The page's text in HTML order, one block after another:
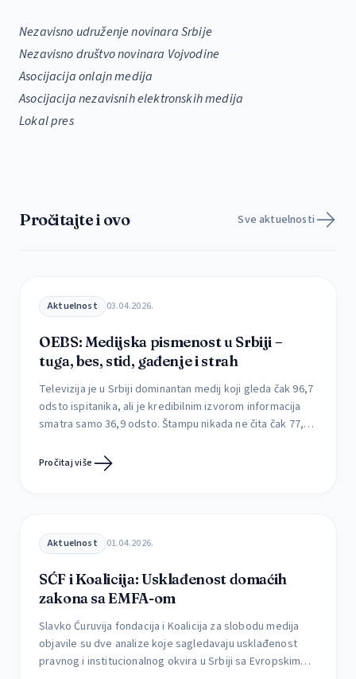
Nezavisno udruženje novinara Srbije
Nezavisno društvo novinara Vojvodine
Asocijacija onlajn medija
Asocijacija nezavisnih elektronskih medija
Lokal pres
Pročitajte i ovo Sve aktuelnosti
Aktuelnost 03.04.2026.
OEBS: Medijska pismenost u Srbiji –
tuga, bes, stid, gađenje i strah
Televizija je u Srbiji dominantan medij koji gleda čak 96,7
odsto ispitanika, ali je kredibilnim izvorom informacija
smatra samo 36,9 odsto. Štampu nikada ne čita čak 77,4
odsto. Kojim medijima građani veruju, kako utiču na njih i
Pročitaj više
Aktuelnost 01.04.2026.
SĆF i Koalicija: Usklađenost domaćih
zakona sa EMFA-om
Slavko Ćuruvija fondacija i Koalicija za slobodu medija
objavile su dve analize koje sagledavaju usklađenost
pravnog i institucionalnog okvira u Srbiji sa Evropskim